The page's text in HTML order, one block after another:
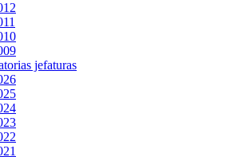
jefaturas